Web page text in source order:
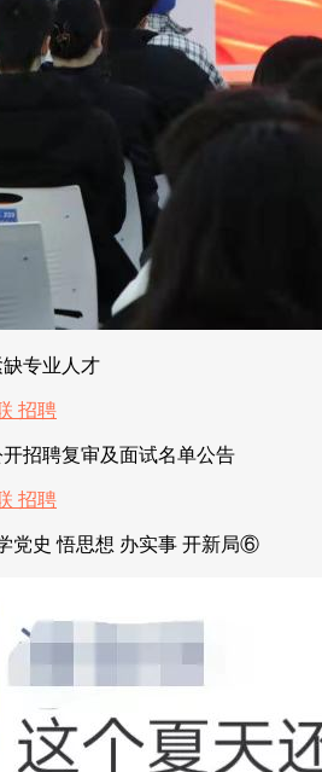
专业人才
招聘复审及面试名单公告
党史 悟思想 办实事 开新局⑥